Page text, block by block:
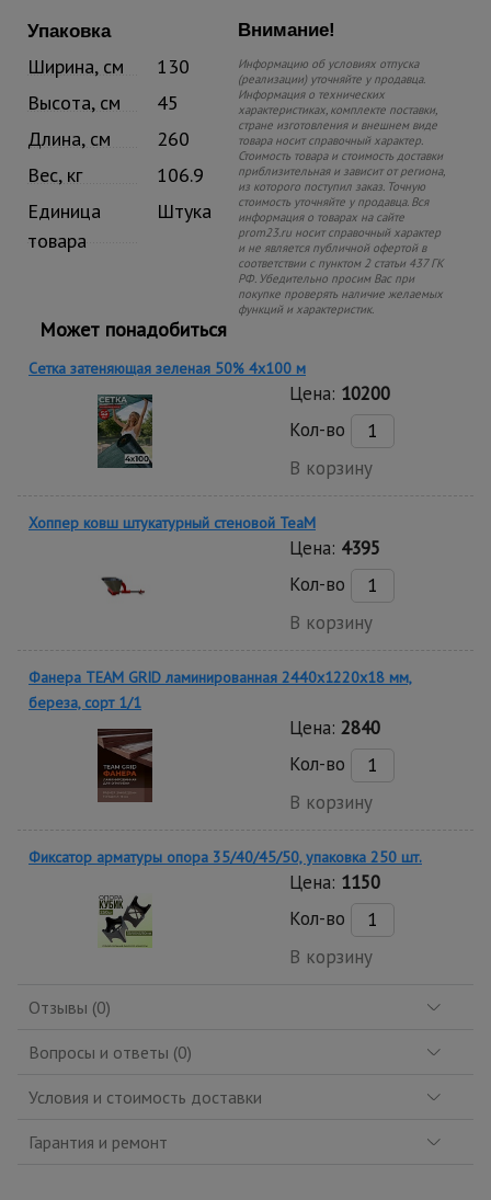
Упаковка
Ширина, см
130
Высота, см
45
Длина, см
260
Вес, кг
106.9
Единица
товара
Штука
Внимание!
Информацию об условиях отпуска
(реализации) уточняйте у продавца.
Информация о технических
характеристиках, комплекте поставки,
стране изготовления и внешнем виде
товара носит справочный характер.
Стоимость товара и стоимость доставки
приблизительная и зависит от региона,
из которого поступил заказ. Точную
стоимость уточняйте у продавца. Вся
информация о товарах на сайте
prom23.ru носит справочный характер
и не является публичной офертой в
соответствии с пунктом 2 статьи 437 ГК
РФ. Убедительно просим Вас при
покупке проверять наличие желаемых
функций и характеристик.
Может понадобиться
Сетка затеняющая зеленая 50% 4х100 м
Цена: 10200
Кол-во
В корзину
Хоппер ковш штукатурный стеновой TeaM
Цена: 4395
Кол-во
В корзину
Фанера TEAM GRID ламинированная 2440х1220х18 мм,
береза, сорт 1/1
Цена: 2840
Кол-во
В корзину
Фиксатор арматуры опора 35/40/45/50, упаковка 250 шт.
Цена: 1150
Кол-во
В корзину
Отзывы (0)
Вопросы и ответы (0)
Условия и стоимость доставки
Гарантия и ремонт